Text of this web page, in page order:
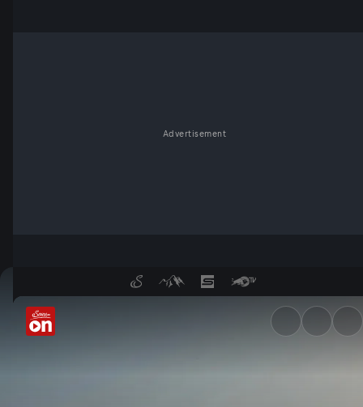
Advertisement
Titan Desert Series: 4-Days